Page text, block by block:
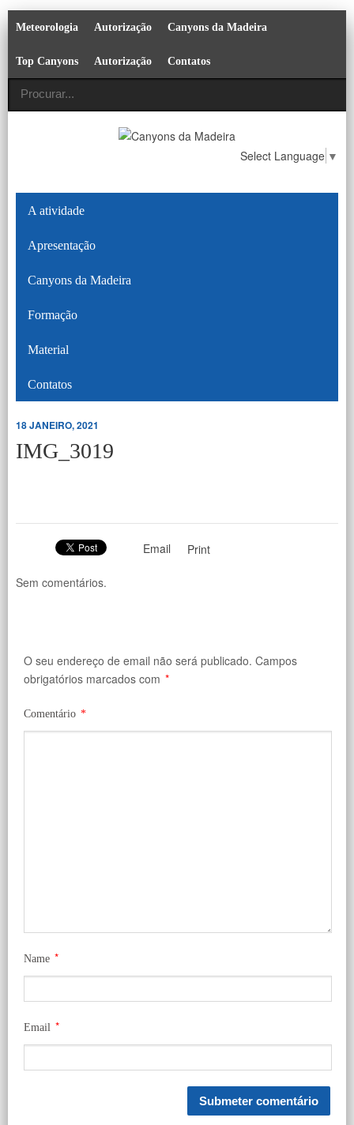
Meteorologia Autorização Canyons da Madeira
Top Canyons Autorização Contatos
Select Language ▼
A atividade
Apresentação
Canyons da Madeira
Formação
Material
Contatos
18 JANEIRO, 2021
IMG_3019
Email Print
Sem comentários.
O seu endereço de email não será publicado. Campos
obrigatórios marcados com *
Comentário *
Name *
Email *